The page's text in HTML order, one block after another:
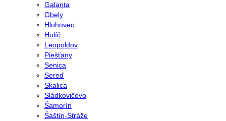
Galanta
Gbely
Hlohovec
Holíč
Leopoldov
Piešťany
Senica
Sereď
Skalica
Sládkovičovo
Šamorín
Šaštín-Stráže